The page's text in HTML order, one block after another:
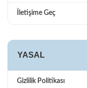
İletişime Geç
YASAL
Gizlilik Politikası